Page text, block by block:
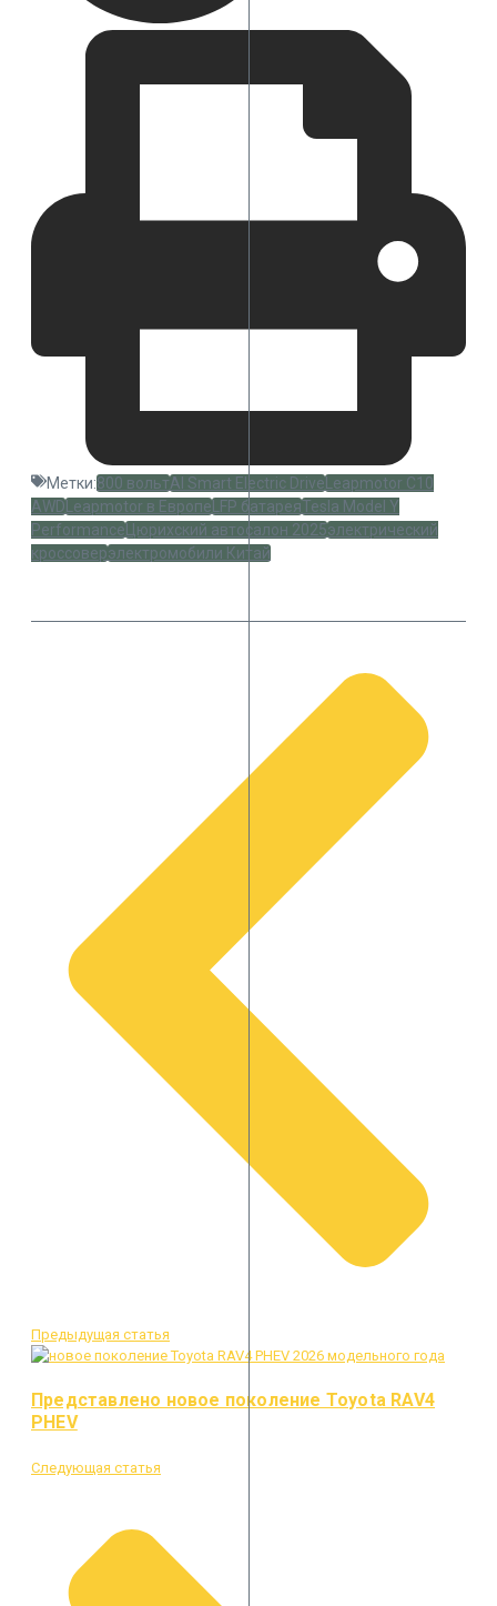
Метки:800 вольтAI Smart Electric DriveLeapmotor C10
AWDLeapmotor в ЕвропеLFP батареяTesla Model Y
PerformanceЦюрихский автосалон 2025электрический
кроссоверэлектромобили Китай
Предыдущая статья
Представлено новое поколение Toyota RAV4
PHEV
Следующая статья